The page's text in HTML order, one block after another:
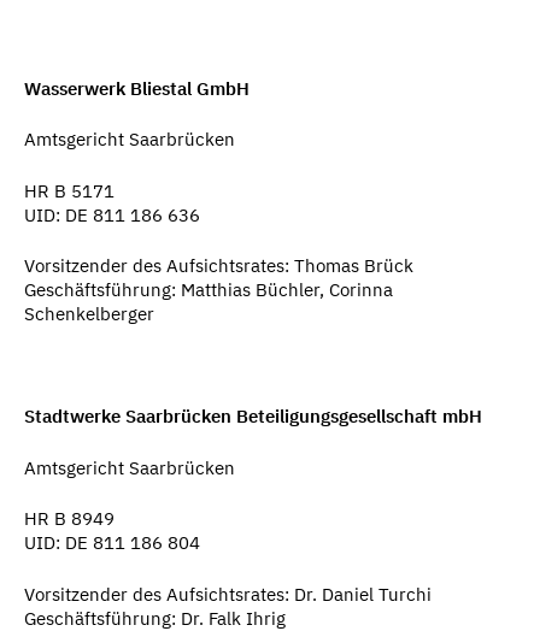
Wasserwerk Bliestal GmbH
Amtsgericht Saarbrücken
HR B 5171
UID: DE 811 186 636
Vorsitzender des Aufsichtsrates: Thomas Brück
Geschäftsführung: Matthias Büchler, Corinna
Schenkelberger
Stadtwerke Saarbrücken Beteiligungsgesellschaft mbH
Amtsgericht Saarbrücken
HR B 8949
UID: DE 811 186 804
Vorsitzender des Aufsichtsrates: Dr. Daniel Turchi
Geschäftsführung: Dr. Falk Ihrig